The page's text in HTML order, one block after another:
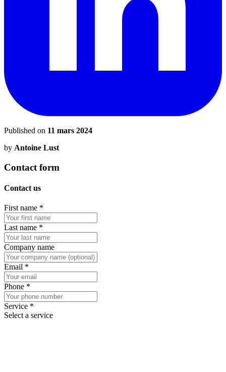
Published on 11 mars 2024
by Antoine Lust
Contact form
Contact us
First name *
Last name *
Company name
Email *
Phone *
Service *
Select a service